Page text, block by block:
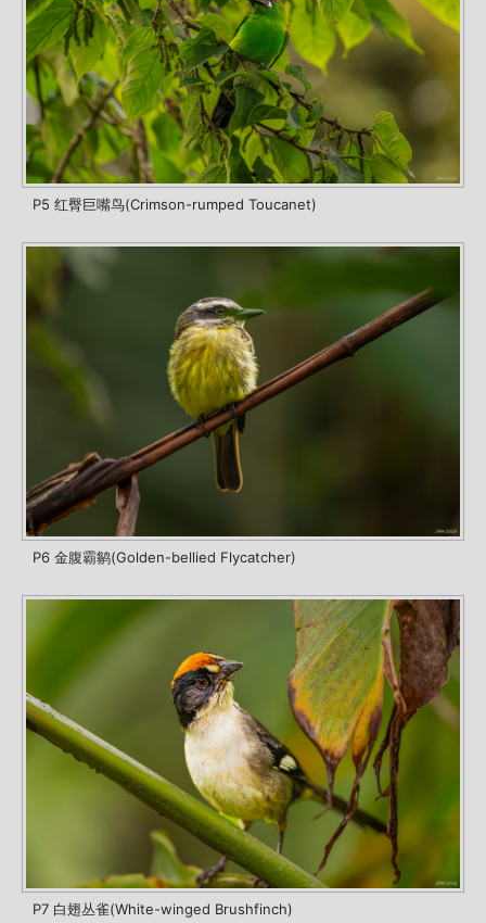
P5 红臀巨嘴鸟(Crimson-rumped Toucanet)
P6 金腹霸鹟(Golden-bellied Flycatcher)
P7 白翅丛雀(White-winged Brushfinch)